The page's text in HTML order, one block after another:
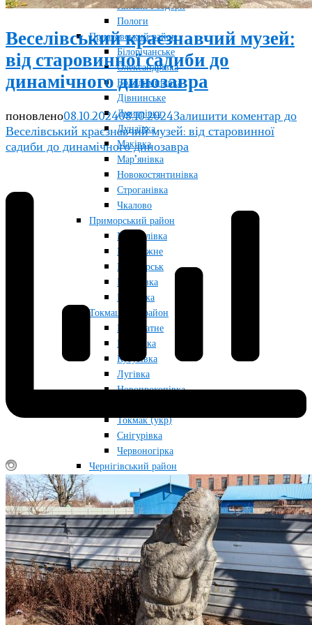
Кінські Роздори
Пологи
Приазовський район
Білорічанське
Олександрівка
Володимирівка
Дівнинське
Дмитрівка
Дунаївка
Маківка
Мар’янівка
Новокостянтинівка
Строганівка
Чкалово
Приморський район
Мануйлівка
Набережне
Приморськ
Радолівка
Райнівка
Токмацький район
Благодатне
Грушівка
Кутузівка
Лугівка
Новопрокопівка
Токмак (укр)
Снігурівка
Червоногірка
Чернігівський район
Новомихайлівка
Обіточне
Салтичія
Стульнєво
Чернігівка
Якимівський район
Атманай
Велика Тернівка
Вовчанське
Володимирівка
Веселівський краєзнавчий музей:
від старовинної садиби до
динамічного динозавра
поновлено08.10.202408.10.2024Залишити коментар до
Веселівський краєзнавчий музей: від старовинної
садиби до динамічного динозавра